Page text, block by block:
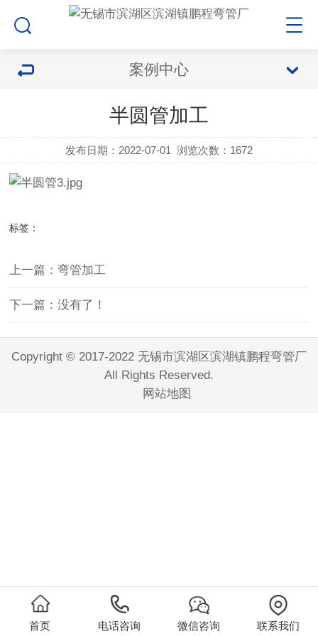
案例中心
半圆管加工
发布日期：2022-07-01 浏览次数：1672
标签：
上一篇：弯管加工
下一篇：没有了！
Copyright © 2017-2022 无锡市滨湖区滨湖镇鹏程弯管厂
All Rights Reserved.
网站地图
首页 电话咨询 微信咨询 联系我们